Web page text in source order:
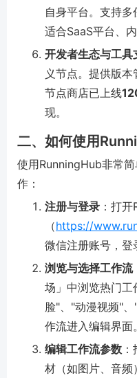
自身平台。支持多
适合SaaS平台、
开发者生态与工具
义节点。提供版本
节点商店已上线
现。
二、如何使用
使用RunningHub非常
作：
注册与登录 ：打
（https://
微信注册账号，登
浏览与选择工作流
场」中浏览热门工
脸"、"动漫视频"
作流进入编辑界面。
编辑工作流参数
材（如图片、音